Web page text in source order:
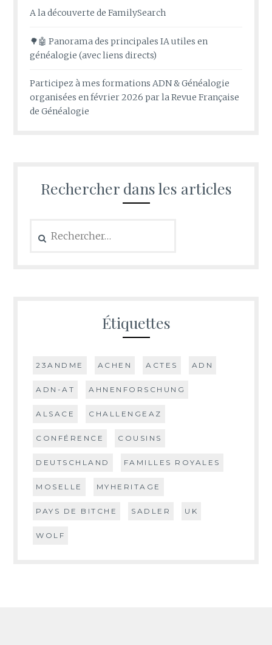
A la découverte de FamilySearch
🌳🤖 Panorama des principales IA utiles en
généalogie (avec liens directs)
Participez à mes formations ADN & Généalogie
organisées en février 2026 par la Revue Française
de Généalogie
Rechercher dans les articles
Étiquettes
23ANDME ACHEN ACTES ADN
ADN-AT AHNENFORSCHUNG
ALSACE CHALLENGEAZ
CONFÉRENCE COUSINS
DEUTSCHLAND FAMILLES ROYALES
MOSELLE MYHERITAGE
PAYS DE BITCHE SADLER UK
WOLF